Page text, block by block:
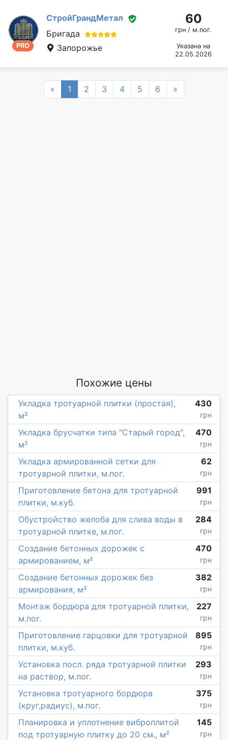
PRO
СтройГрандМетал
Бригада
Запорожье
60
грн / м.пог.
Указана на
22.05.2026
« Previous
1 2 3 4 5 6 »
Похожие цены
Укладка тротуарной плитки (простая),
м²
430
грн
Укладка брусчатки типа "Старый город",
м²
470
грн
Укладка армированной сетки для
тротуарной плитки, м.пог.
62
грн
Приготовление бетона для тротуарной
плитки, м.куб.
991
грн
Обустройство желоба для слива воды в
тротуарной плитке, м.пог.
284
грн
Создание бетонных дорожек с
армированием, м²
470
грн
Создание бетонных дорожек без
армирования, м²
382
грн
Монтаж бордюра для тротуарной плитки,
м.пог.
227
грн
Приготовление гарцовки для тротуарной
плитки, м.куб.
895
грн
Установка посл. ряда тротуарной плитки
на раствор, м.пог.
293
грн
Установка тротуарного бордюра
(круг,радиус), м.пог.
375
грн
Планировка и уплотнение виброплитой
под тротуарную плитку до 20 см., м²
145
грн